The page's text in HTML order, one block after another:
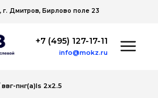
+7 (495) 127-17-11
info@mokz.ru
г. Дмитров, Бирлово поле 23
ввг-пнг(a)ls 2х2.5